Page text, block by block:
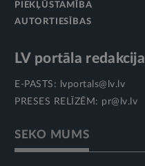
PIEKĻŪSTAMĪBA
AUTORTIESĪBAS
LV portāla redakcija
E-PASTS:
lvportals@lv.lv
PRESES RELĪZĒM: pr@lv.lv
SEKO MUMS